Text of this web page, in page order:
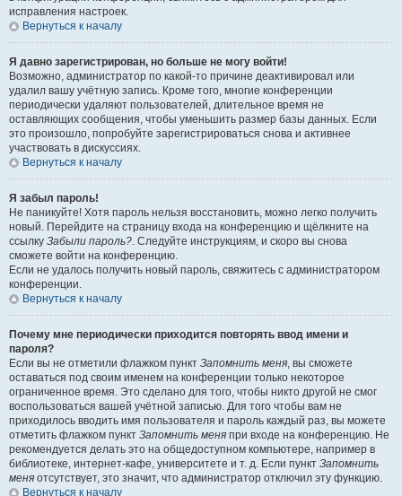
исправления настроек.
Вернуться к началу
Я давно зарегистрирован, но больше не могу войти!
Возможно, администратор по какой-то причине деактивировал или
удалил вашу учётную запись. Кроме того, многие конференции
периодически удаляют пользователей, длительное время не
оставляющих сообщения, чтобы уменьшить размер базы данных. Если
это произошло, попробуйте зарегистрироваться снова и активнее
участвовать в дискуссиях.
Вернуться к началу
Я забыл пароль!
Не паникуйте! Хотя пароль нельзя восстановить, можно легко получить
новый. Перейдите на страницу входа на конференцию и щёлкните на
ссылку Забыли пароль?. Следуйте инструкциям, и скоро вы снова
сможете войти на конференцию.
Если не удалось получить новый пароль, свяжитесь с администратором
конференции.
Вернуться к началу
Почему мне периодически приходится повторять ввод имени и
пароля?
Если вы не отметили флажком пункт Запомнить меня, вы сможете
оставаться под своим именем на конференции только некоторое
ограниченное время. Это сделано для того, чтобы никто другой не смог
воспользоваться вашей учётной записью. Для того чтобы вам не
приходилось вводить имя пользователя и пароль каждый раз, вы можете
отметить флажком пункт Запомнить меня при входе на конференцию. Не
рекомендуется делать это на общедоступном компьютере, например в
библиотеке, интернет-кафе, университете и т. д. Если пункт Запомнить
меня отсутствует, это значит, что администратор отключил эту функцию.
Вернуться к началу